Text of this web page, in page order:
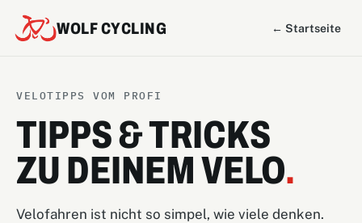
WOLF CYCLING ← Startseite
VELOTIPPS VOM PROFI
TIPPS & TRICKS
ZU DEINEM VELO.
Velofahren ist nicht so simpel, wie viele denken.